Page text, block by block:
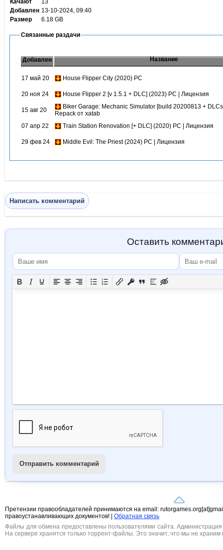
Качают
13
Добавлен 13-10-2024, 09:40
Размер
6.18 GB
Связанные раздачи
Добавлен Название
17 май 20 House Flipper City (2020) PC
20 ноя 24 House Flipper 2 [v 1.5.1 + DLC] (2023) PC | Лицензия
15 авг 20
Biker Garage: Mechanic Simulator [build 20200813 +
Repack от xatab
07 апр 22
Train Station Renovation [+ DLC] (2020) PC | Лицензия
29 фев 24 Middle Evil: The Priest (2024) PC | Лицензия
Написать комментарий
Оставить
Отправить комментарий
Претензии правообладателей принимаются на email:
правоустанавливающих документов! |
Обратная связь
Файлы для обмена предоставлены пользователями сайта. Администрация
На сервере хранятся только торрент-файлы. Это значит, что мы не